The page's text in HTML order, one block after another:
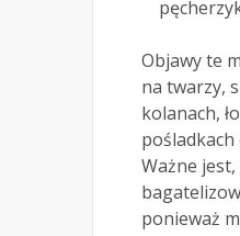
Objawy te
na twarzy,
kolanach,
pośladkach
Ważne
ponieważ